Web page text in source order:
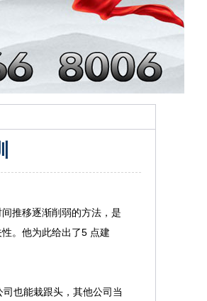
推移逐渐削弱的方法，是
。他为此给出了5 点建
也能栽跟头，其他公司当